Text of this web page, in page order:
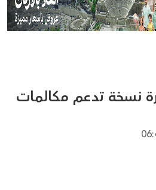
ارسل خبر
نسخة تدعم مكالمات